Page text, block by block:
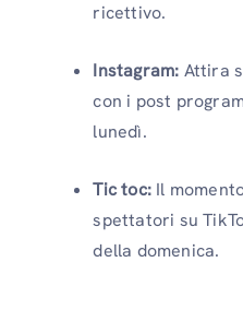
ricettivo.
Instagram: Attira
con i post
lunedì.
Tic toc: Il
spettatori su
della domenica.